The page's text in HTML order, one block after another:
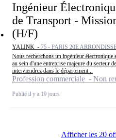
Ingénieur
de Transport -
(H/F)
YALINK - 75 - PARIS 20E
Nous recherchons un ingénieur
au sein d'une entreprise majeure du secteur
interviendrez dans le département...
Profession commerciale - Non
Publié il y a 19 jours
Afficher les 20